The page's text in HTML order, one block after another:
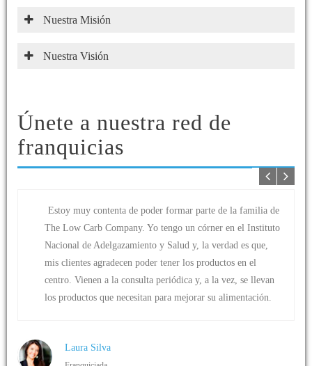
Nuestra Misión
Nuestra Visión
Únete a nuestra red de
franquicias
Estoy muy contenta de poder formar parte de la familia de
The Low Carb Company. Yo tengo un córner en el Instituto
Nacional de Adelgazamiento y Salud y, la verdad es que,
mis clientes agradecen poder tener los productos en el
centro. Vienen a la consulta periódica y, a la vez, se llevan
los productos que necesitan para mejorar su alimentación.
Laura Silva